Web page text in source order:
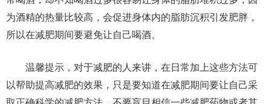
为酒精的热量比较高，会促进身体内的脂肪沉积引发肥胖，
所以在减肥期间要避免让自己喝酒。
温馨提示，对于减肥的人来讲，在日常加上这些方法可
以帮助提高减肥的效果，只是要知道在减肥期间要让自己采